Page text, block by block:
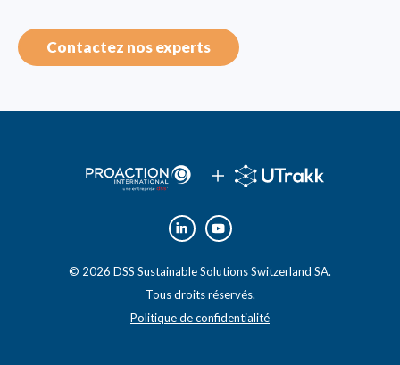
Contactez nos experts
© 2026 DSS Sustainable Solutions Switzerland SA.
Tous droits réservés.
Politique de confidentialité